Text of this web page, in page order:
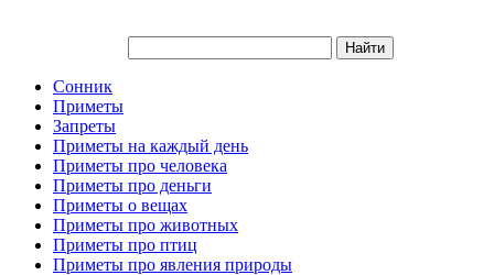
Сонник
Приметы
Запреты
Приметы на каждый день
Приметы про человека
Приметы про деньги
Приметы о вещах
Приметы про животных
Приметы про птиц
Приметы про явления природы